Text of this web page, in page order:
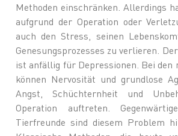
Methoden einschränken. Allerdings
aufgrund der Operation oder
auch den Stress, seinen
Genesungsprozesses zu verlieren.
ist anfällig für Depressionen. Bei den
können Nervosität und grundlose
Angst, Schüchternheit und
Operation auftreten.
Tierfreunde sind diesem Problem